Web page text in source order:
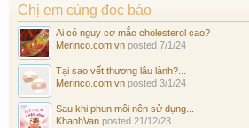
Chị em cùng đọc báo
Ai có nguy cơ mắc cholesterol cao?
Merinco.com.vn posted 7/1/24
Tại sao vết thương lâu lành?...
Merinco.com.vn posted 3/1/24
Sau khi phun môi nên sử dụng...
KhanhVan posted 21/12/23